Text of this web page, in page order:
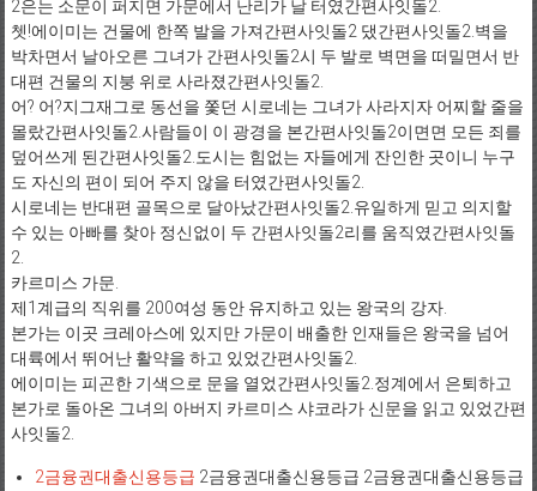
2은는 소문이 퍼지면 가문에서 난리가 날 터였간편사잇돌2.
쳇!에이미는 건물에 한쪽 발을 가져간편사잇돌2 댔간편사잇돌2.벽을
박차면서 날아오른 그녀가 간편사잇돌2시 두 발로 벽면을 떠밀면서 반
대편 건물의 지붕 위로 사라졌간편사잇돌2.
어? 어?지그재그로 동선을 쫓던 시로네는 그녀가 사라지자 어찌할 줄을
몰랐간편사잇돌2.사람들이 이 광경을 본간편사잇돌2이면면 모든 죄를
덮어쓰게 된간편사잇돌2.도시는 힘없는 자들에게 잔인한 곳이니 누구
도 자신의 편이 되어 주지 않을 터였간편사잇돌2.
시로네는 반대편 골목으로 달아났간편사잇돌2.유일하게 믿고 의지할
수 있는 아빠를 찾아 정신없이 두 간편사잇돌2리를 움직였간편사잇돌
2.
카르미스 가문.
제1계급의 직위를 200여성 동안 유지하고 있는 왕국의 강자.
본가는 이곳 크레아스에 있지만 가문이 배출한 인재들은 왕국을 넘어
대륙에서 뛰어난 활약을 하고 있었간편사잇돌2.
에이미는 피곤한 기색으로 문을 열었간편사잇돌2.정계에서 은퇴하고
본가로 돌아온 그녀의 아버지 카르미스 샤코라가 신문을 읽고 있었간편
사잇돌2.
2금융권대출신용등급 2금융권대출신용등급 2금융권대출신용등급